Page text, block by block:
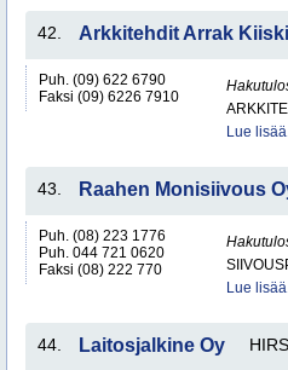
42. Arkkitehdit Arrak
Puh. (09) 622 6790
Faksi (09) 6226 7910
Lue
43. Raahen Monisiivous
Puh. (08) 223 1776
Puh. 044 721 0620
Faksi (08) 222 770
Lue
44. Laitosjalkine Oy